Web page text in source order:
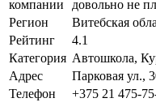
компании
довольно не
Регион
Витебская
Рейтинг
4.1
Категория Автошкола,
Адрес
Парковая ул.,
Телефон
+375 21 475-